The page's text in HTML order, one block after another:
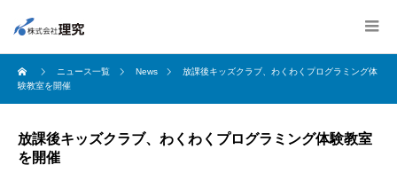
ニュース一覧 News
放課後キッズクラブ、わくわくプログラミング体
験教室を開催
放課後キッズクラブ、わくわくプログラミング体験教室
を開催